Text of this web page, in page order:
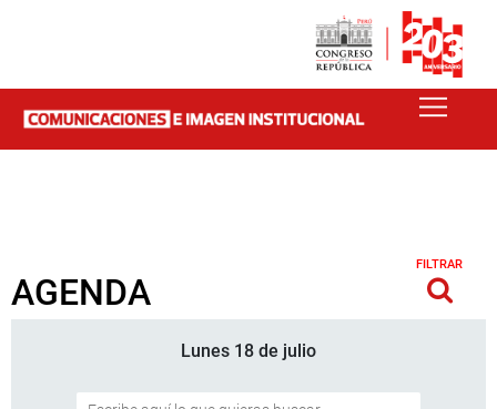
AGENDA
FILTRAR
Lunes 18 de julio